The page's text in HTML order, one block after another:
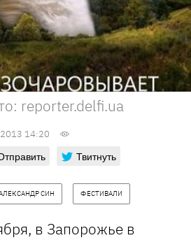
reporter.delfi.ua
14:20
Твитнуть
СИН ФЕСТИВАЛИ
в Запорожье в